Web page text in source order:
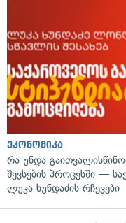
ეკონომიკა
რა უნდა
შევსების პროცესში —
ლუკა ხუნდაძის რჩევები